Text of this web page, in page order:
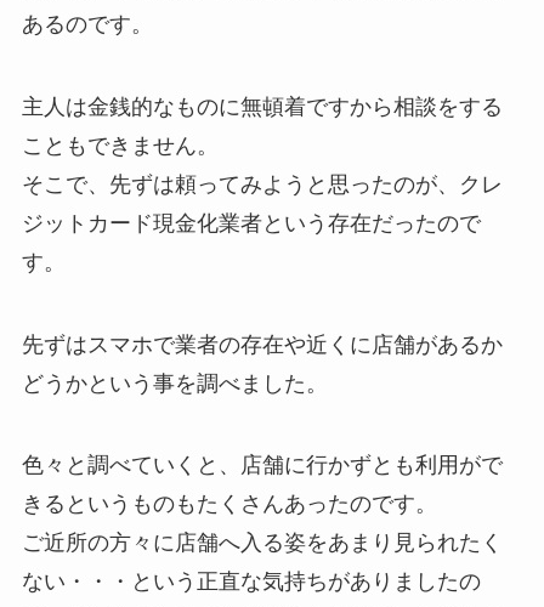
あるのです。
主人は金銭的なものに無頓着ですから相談をする
こともできません。
そこで、先ずは頼ってみようと思ったのが、クレ
ジットカード現金化業者という存在だったので
す。
先ずはスマホで業者の存在や近くに店舗があるか
どうかという事を調べました。
色々と調べていくと、店舗に行かずとも利用がで
きるというものもたくさんあったのです。
ご近所の方々に店舗へ入る姿をあまり見られたく
ない・・・という正直な気持ちがありましたの